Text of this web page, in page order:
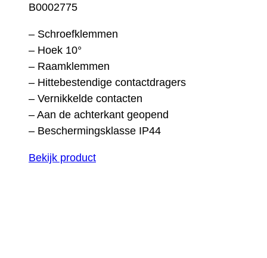
B0002775
– Schroefklemmen
– Hoek 10°
– Raamklemmen
– Hittebestendige contactdragers
– Vernikkelde contacten
– Aan de achterkant geopend
– Beschermingsklasse IP44
Bekijk product